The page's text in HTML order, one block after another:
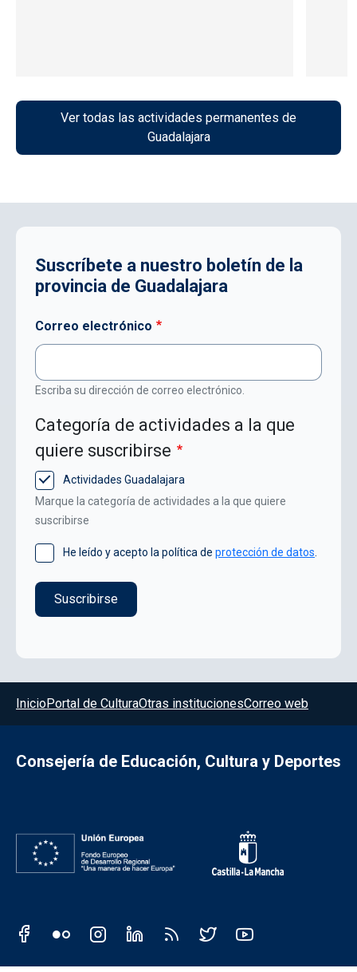
Ver todas las actividades permanentes de
Guadalajara
Suscríbete a nuestro boletín de la
provincia de Guadalajara
Correo electrónico
Escriba su dirección de correo electrónico.
Categoría de actividades a la que
quiere suscribirse
Actividades Guadalajara
Marque la categoría de actividades a la que quiere
suscribirse
He leído y acepto la política de protección de datos
Menú del pie
InicioPortal de CulturaOtras institucionesCorreo web
Consejería de Educación, Cultura y Deportes
Redes sociales JCCM